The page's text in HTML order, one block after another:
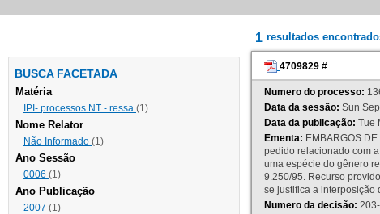
BUSCA FACETADA
Matéria
IPI- processos NT - ressa (1)
Nome Relator
Não Informado (1)
Ano Sessão
0006 (1)
Ano Publicação
2007 (1)
1 resultados
4709829 #
Numero do processo:
Data da sessão: Sun
Data da publicação: Tue
Ementa: EMBARGOS
pedido relacionado com
uma espécie do gênero
9.250/95. Recurso
se justifica a interposição
Numero da decisão: